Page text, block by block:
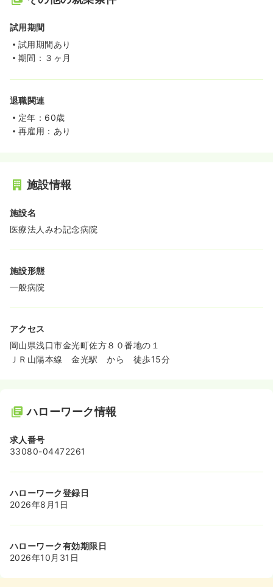
試用期間
試用期間あり
期間：３ヶ月
退職関連
定年：60歳
再雇用：あり
施設情報
施設名
医療法人みわ記念病院
施設形態
一般病院
アクセス
岡山県浅口市金光町佐方８０番地の１
ＪＲ山陽本線 金光駅 から 徒歩15分
ハローワーク情報
求人番号
33080-04472261
ハローワーク登録日
2026年8月1日
ハローワーク有効期限日
2026年10月31日